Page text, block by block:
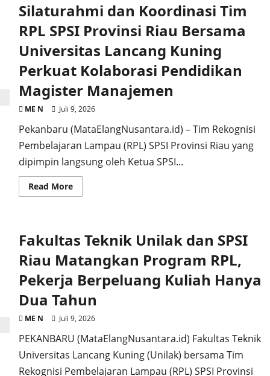
Kota
Medan
H.
Zulkarnain,
Reses
Sebagai
Momentum
Menyatukan
Harapan
Warga
Pemerintah
Silaturahmi dan Koordinasi Tim
RPL SPSI Provinsi Riau Bersama
Universitas Lancang Kuning
Perkuat Kolaborasi Pendidikan
Magister Manajemen
ME N Juli 9, 2026
Pekanbaru (MataElangNusantara.id) – Tim Rekognisi
Pembelajaran Lampau (RPL) SPSI Provinsi Riau yang
dipimpin langsung oleh Ketua SPSI...
Read MoreRead
more
Tim
RPL
SPSI
Provinsi
Bersama
Universitas
Lancang
Kuning
Kolaborasi
Magister
Manajemen
Fakultas Teknik Unilak dan SPSI
Riau Matangkan Program RPL,
Pekerja Berpeluang Kuliah Hanya
Dua Tahun
ME N Juli 9, 2026
PEKANBARU (MataElangNusantara.id) Fakultas Teknik
Universitas Lancang Kuning (Unilak) bersama Tim
Rekognisi Pembelajaran Lampau (RPL) SPSI Provinsi